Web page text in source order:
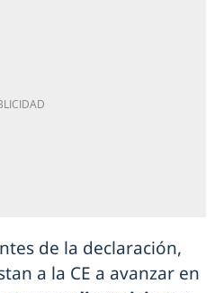
de la declaración,
a la CE a avanzar en